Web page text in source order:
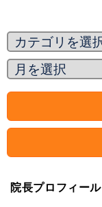
院長プロフィール